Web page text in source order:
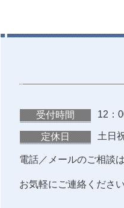
受付時間 12：
定休日 土日
電話／メールのご相談
お気軽にご連絡ください